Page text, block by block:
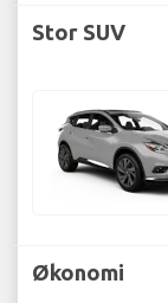
Stor SUV
Økonomi